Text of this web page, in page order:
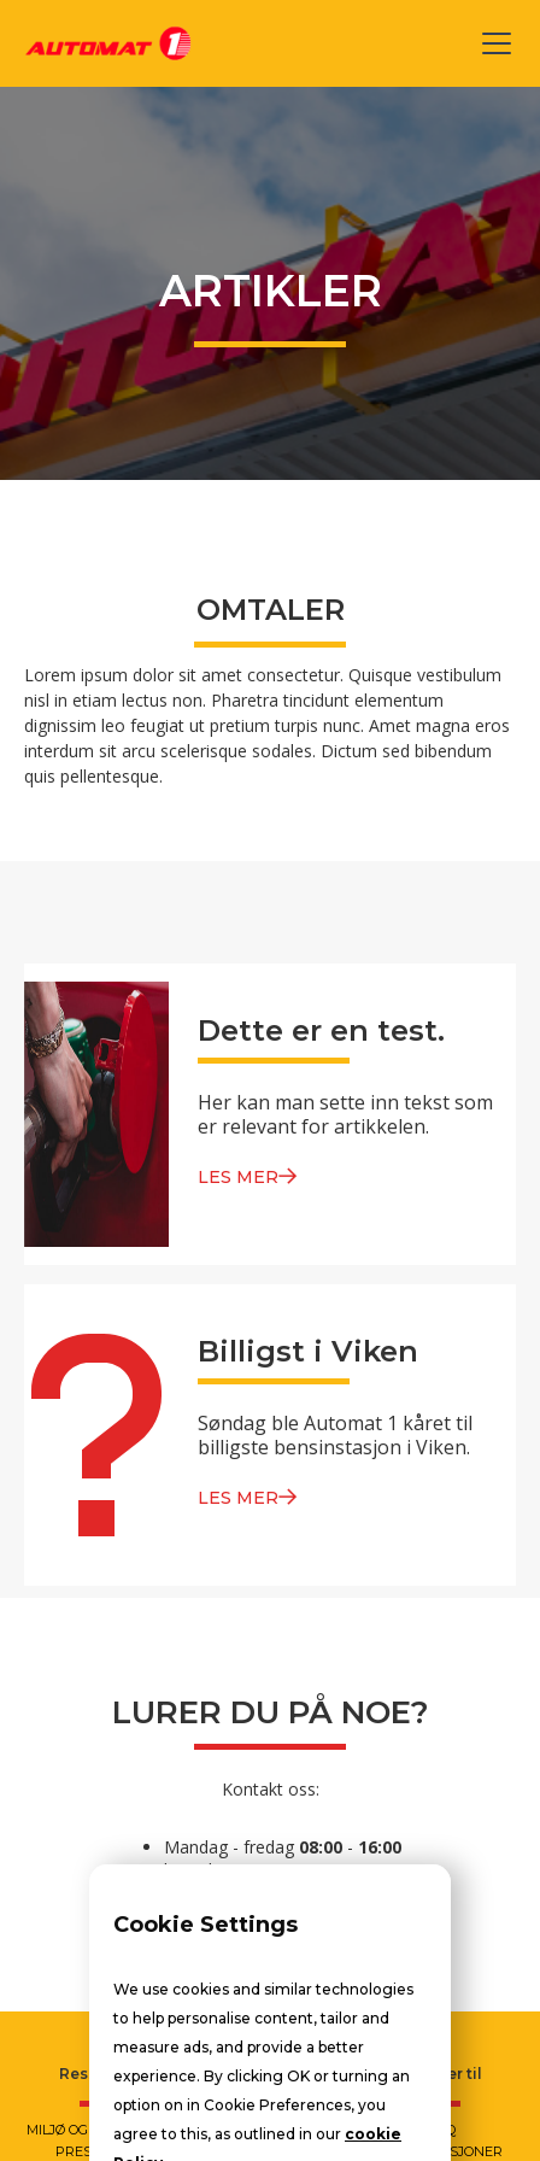
ARTIKLER
OMTALER
Lorem ipsum dolor sit amet consectetur. Quisque vestibulum
nisl in etiam lectus non. Pharetra tincidunt elementum
dignissim leo feugiat ut pretium turpis nunc. Amet magna eros
interdum sit arcu scelerisque sodales. Dictum sed bibendum
quis pellentesque.
Dette er en test.
Her kan man sette inn tekst som
er relevant for artikkelen.
LES MER
Billigst i Viken
Søndag ble Automat 1 kåret til
billigste bensinstasjon i Viken.
LES MER
LURER DU PÅ NOE?
Kontakt oss:
Mandag - fredag 08:00- 16:00
kontakt@automat1.no
Ressurser
MILJØ OG SIKKERHET
PRESSEINFO
Tjenester
DRIVSTOFF
Naviger til
FAQ
VÅRE STASJONER
Cookie Settings
We use cookies and similar technologies
to help personalise content, tailor and
measure ads, and provide a better
experience. By clicking OK or turning an
option on in Cookie Preferences, you
agree to this, as outlined in our cookie